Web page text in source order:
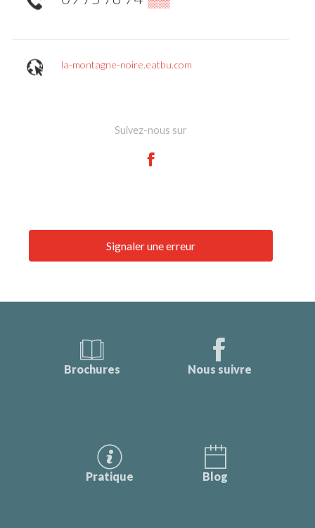
la-montagne-noire.eatbu.com
Suivez-nous sur
Signaler une erreur
Brochures Nous suivre
Pratique Blog